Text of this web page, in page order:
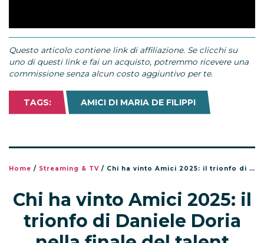
Questo articolo contiene link di affiliazione. Se clicchi su
uno di questi link e fai un acquisto, potremmo ricevere una
commissione senza alcun costo aggiuntivo per te.
TAGS: AMICI DI MARIA DE FILIPPI
Home / Streaming & TV / Chi ha vinto Amici 2025: il trionfo di Daniele Doria nella finale del talent show
Chi ha vinto Amici 2025: il
trionfo di Daniele Doria